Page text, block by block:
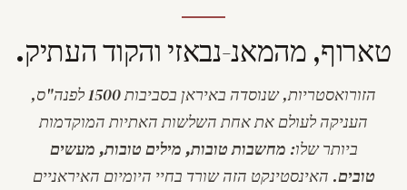
טארוף, מהמאנ-נבאזי והקוד העתיק.
הזורואסטריות, שנוסדה באיראן בסביבות 1500 לפנה"ס,
העניקה לעולם את אחת השלשות האתיות המוקדמות
ביותר שלו: מחשבות טובות, מילים טובות, מעשים
טובים. האינסטינקט הזה שורד בחיי היומיום האיראניים